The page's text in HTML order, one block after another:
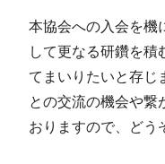
本協会への入会を機
して更なる研鑽を
てまいりたいと存じ
との交流の機会や繋
おりますので、どう